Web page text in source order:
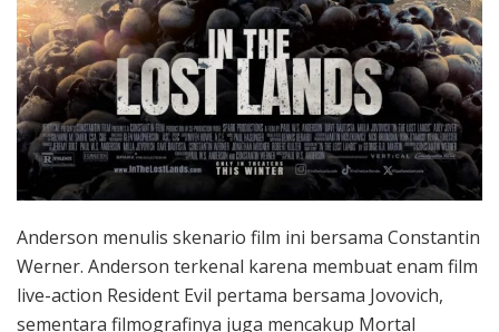
Anderson menulis skenario film ini bersama Constantin
Werner. Anderson terkenal karena membuat enam film
live-action Resident Evil pertama bersama Jovovich,
sementara filmografinya juga mencakup Mortal